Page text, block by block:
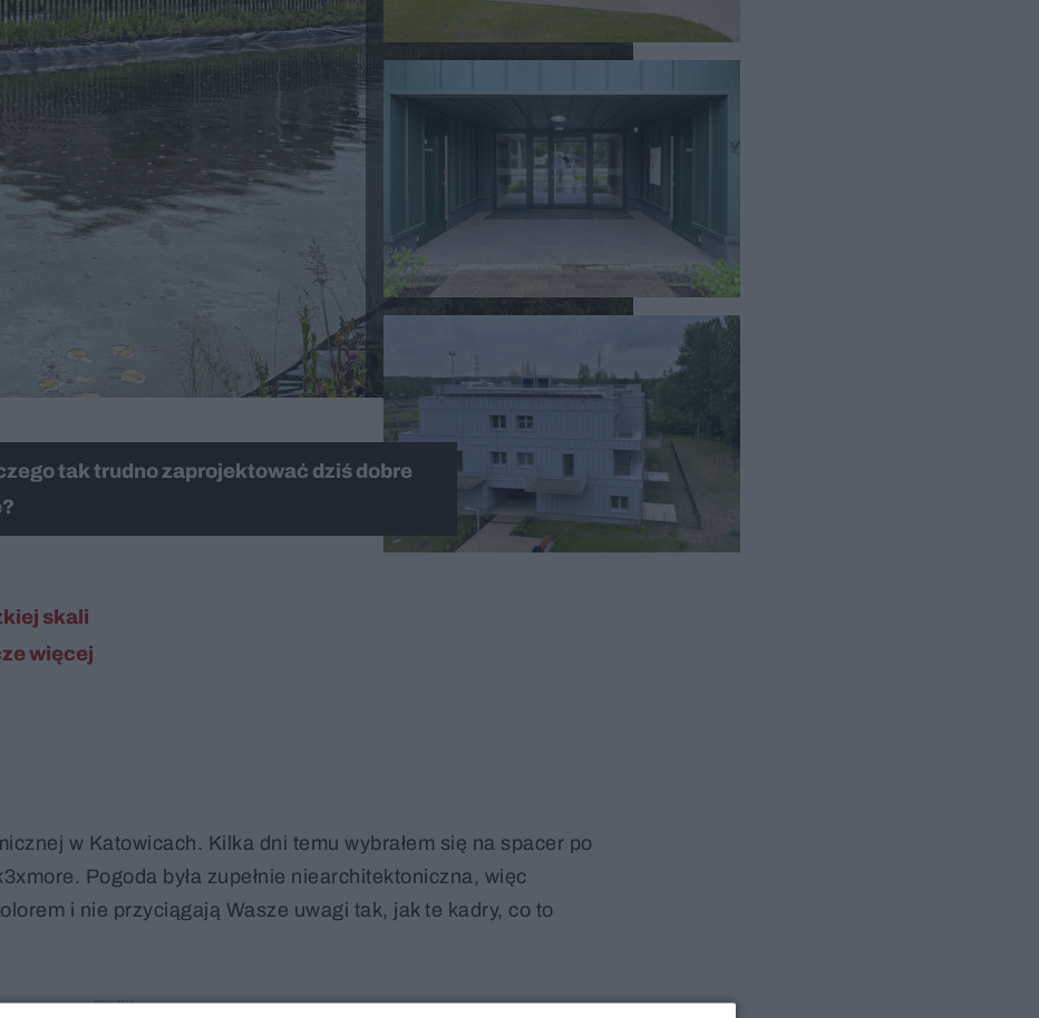
tak trudno zaprojektować dziś dobre
skali
więcej
w Katowicach. Kilka dni temu wybrałem się na spacer po
Pogoda była zupełnie niearchitektoniczna, więc
i nie przyciągają Wasze uwagi tak, jak te kadry, co to